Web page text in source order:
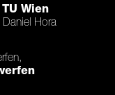
Wien
Hora